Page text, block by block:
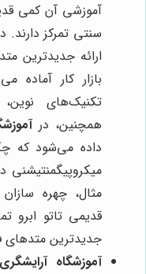
آموزشی آن کمی
سنتی تمرکز دارند.
ارائه جدیدترین
بازار کار
تکنیک‌های
همچنین، در
داده می‌شود که
مثال، چهره
قدیمی تاتو ابرو
جدیدترین متدهای
آموزشگاه